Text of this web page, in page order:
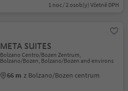
1 noc / 2 osob(y) Včetně DPH
META SUITES
Bolzano Centro/Bozen Zentrum,
Bolzano/Bozen, Bolzano/Bozen and environs
66 m z Bolzano/Bozen centrum